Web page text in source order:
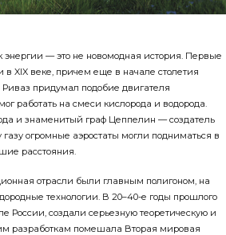
энергии — это не новомодная история. Первые
XIX веке, причем еще в начале столетия
придумал подобие двигателя
работать на смеси кислорода и водорода.
и знаменитый граф Цеппелин — создатель
огромные аэростаты могли подниматься в
расстояния.
отрасли были главным полигоном, на
технологии. В 20–40-е годы прошлого
России, создали серьезную теоретическую и
разработкам помешала Вторая мировая